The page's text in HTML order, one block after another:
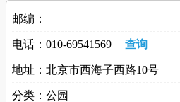
邮编：
电话：010-69541569 查询
地址：北京市西海子西路10号
分类：公园